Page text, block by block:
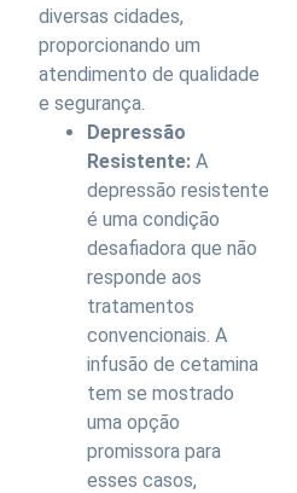
diversas cidades,
proporcionando um
atendimento de qualidade
e segurança.
Depressão
Resistente: A
depressão resistente
é uma condição
desafiadora que não
responde aos
tratamentos
convencionais. A
infusão de cetamina
tem se mostrado
uma opção
promissora para
esses casos,